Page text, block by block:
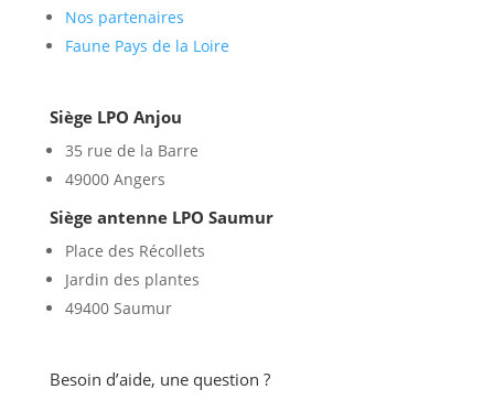
Nos partenaires
Faune Pays de la Loire
Siège LPO Anjou
35 rue de la Barre
49000 Angers
Siège antenne LPO Saumur
Place des Récollets
Jardin des plantes
49400 Saumur
Besoin d’aide, une question ?